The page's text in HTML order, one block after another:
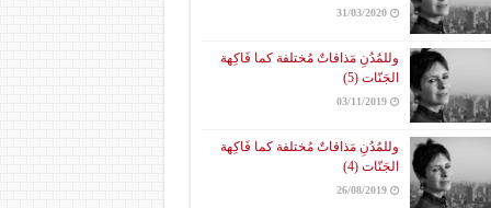
31/03/2020
وللمُدُنِ مَذاقاتٌ مُختلفة كما فَاكِهة
الجَنّات (5)
03/11/2019
وللمُدُنِ مَذاقاتٌ مُختلفة كما فَاكِهة
الجَنّات (4)
26/08/2019